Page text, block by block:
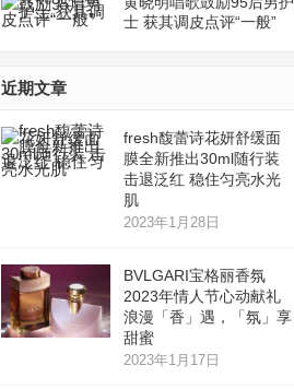
士 获其调皮点评“一般”
近期文章
fresh馥蕾诗花妍舒缓面
膜全新推出30ml随行装
击退泛红 稳住匀亮水光
肌
2023年1月28日
BVLGARI宝格丽香氛
2023年情人节心动献礼
浪漫「香」遇，「氛」享
甜蜜
2023年1月17日